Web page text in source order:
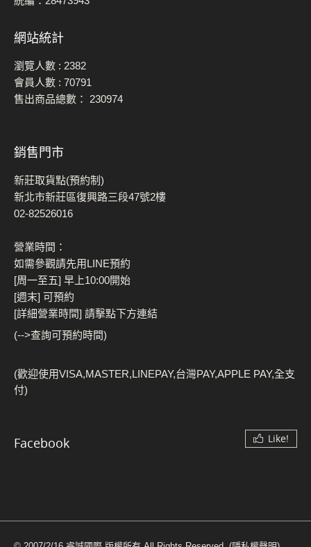
網站統計
瀏覽人數 : 2382
會員人數 : 70791
售出商品總數： 230974
銷售門市
新莊取貨點(預約制)
新北市新莊區復興路三段47號2樓
02-82526016
營業時間：
如需參觀請先用LINE預約
[周一至五] 早上10:00開始
[週末] 可預約
[詳細營業時間] 請擊點下方連結
(-->查詢可預約時間)
(歡迎使用VISA,MASTER,LINEPAY,台灣PAY,APPLE PAY,全支
付)
Facebook Like!